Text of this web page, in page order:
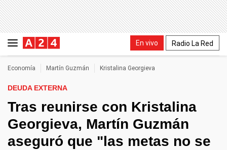
En vivo Radio La Red
Economía Martín Guzmán Kristalina Georgieva
DEUDA EXTERNA
Tras reunirse con Kristalina
Georgieva, Martín Guzmán
aseguró que "las metas no se